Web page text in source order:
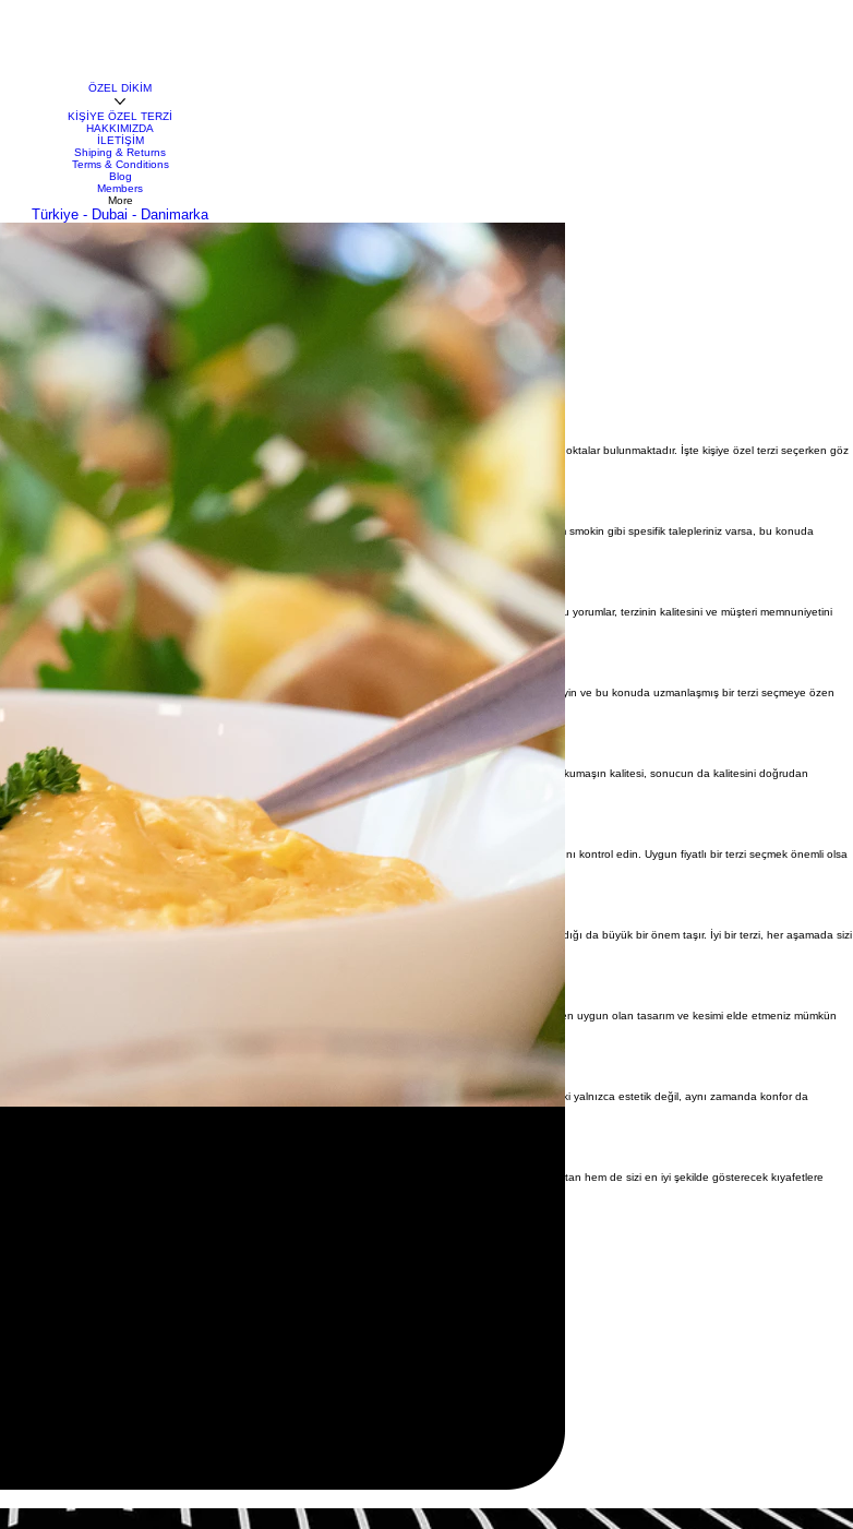
ÖZEL DİKİM
KİŞİYE ÖZEL TERZİ
HAKKIMIZDA
İLETİŞİM
Shiping & Returns
Terms & Conditions
Blog
Members
More
Türkiye - Dubai - Danimarka
süreçte size büyük avantaj sağlar. Ancak, özel bir terzi seçmeden önce dikkat etmeniz gereken bazı önemli noktalar bulunmaktadır. İşte kişiye özel terzi seçerken göz
hangi tür özel dikim hizmetlerini sunduğunu öğrenebilirsiniz. Örneğin, özel dikim gömlek veya özel dikim smokin gibi spesifik talepleriniz varsa, bu konuda
yorumların yanı sıra sosyal medya hesaplarından ve forumlardan da geri bildirimlere ulaşabilirsiniz. Olumlu yorumlar, terzinin kalitesini ve müşteri memnuniyetini
davet elbiseleri veya ceket konuda daha yetkindir. Hangi özel dikim hizmetlerine ihtiyacınız olduğunu belirleyin ve bu konuda uzmanlaşmış bir terzi seçmeye özen
olmalı ve sizin isteklerinize uygun en kaliteli malzemeleri sunabilmelidir. Özellikle özel dikim için seçtiğiniz kumaşın kalitesi, sonucun da kalitesini doğrudan
değişiklik göstermektedir. Bütçenizi belirleyin ve terzinin sunduğu fiyatların bu bütçeye uygun olup olmadığını kontrol edin. Uygun fiyatlı bir terzi seçmek önemli olsa
isteklerinizi anlamaya yönelik yaklaşımı, tasarım sürecinin detaylarını ve değişiklik taleplerinizi nasıl karşıladığı da büyük bir önem taşır. İyi bir terzi, her aşamada sizi
yapılacağı hakkında bilgi almanız önemlidir. Provalar sırasında, terziye geri bildirimde bulunarak, size en uygun olan tasarım ve kesimi elde etmeniz mümkün
ve sürecin her aşamasında uyum içinde olmak, kaliteli sonuçlar elde etmenin anahtarıdır. Yine de, unutmayın ki yalnızca estetik değil, aynı zamanda konfor da
karşılayacak bir terzi bulmanız çok önemlidir.
sonuçlar elde edeceksiniz. Özel terzi seçiminde yukarıda belirtilen ipuçlarına dikkat ederek, hem stilinizi yansıtan hem de sizi en iyi şekilde gösterecek kıyafetlere
dikim damatlık</strong>,